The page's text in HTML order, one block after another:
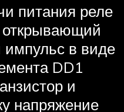
питания реле
открывающий
в виде
DD1
и
напряжение